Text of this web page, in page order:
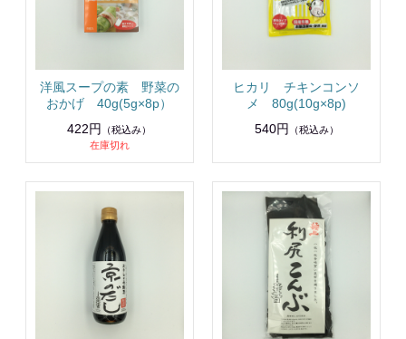
洋風スープの素 野菜の
おかげ 40g(5g×8p）
422円
（税込み）
在庫切れ
ヒカリ チキンコンソ
メ 80g(10g×8p)
540円
（税込み）